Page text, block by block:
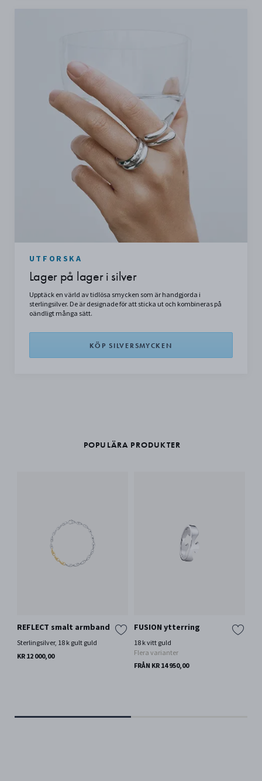
UTFORSKA
Lager på lager i silver
Upptäck en värld av tidlösa smycken som är handgjorda i
sterlingsilver. De är designade för att sticka ut och kombineras på
oändligt många sätt.
KÖP SILVERSMYCKEN
POPULÄRA PRODUKTER
REFLECT smalt armband
Sterlingsilver, 18 k gult guld
KR 12 000,00
FUSION ytterring
18 k vitt guld
Flera varianter
FRÅN KR 14 950,00